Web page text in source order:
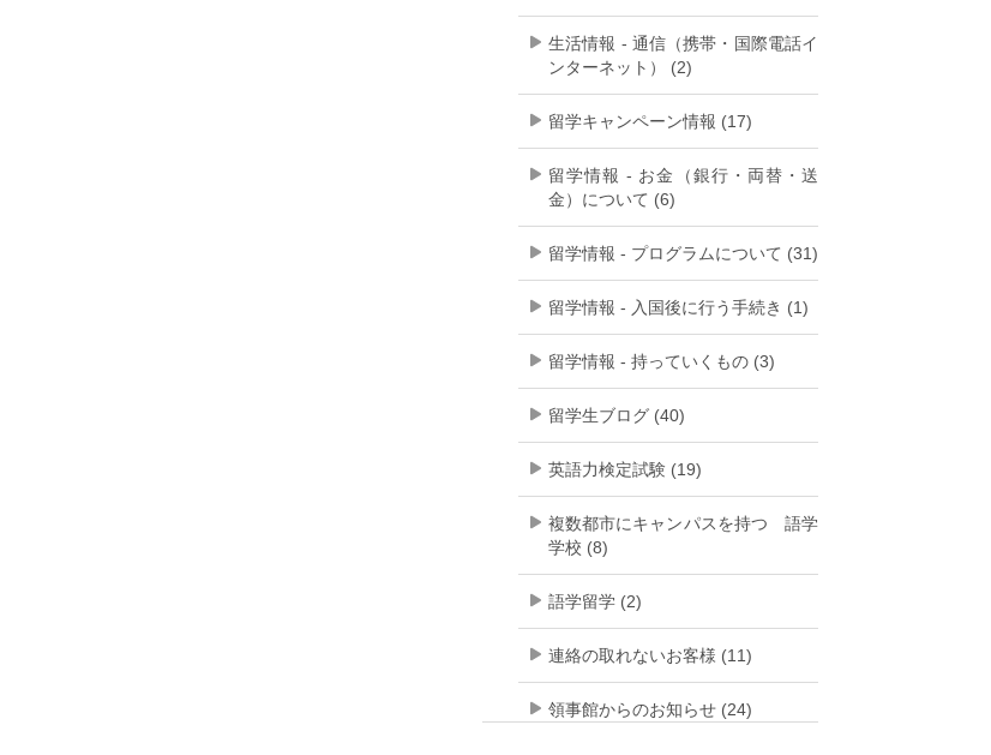
生活情報 - 通信（携帯・国際電話イ
ンターネット） (2)
留学キャンペーン情報 (17)
留学情報 - お金（銀行・両替・送
金）について (6)
留学情報 - プログラムについて (31)
留学情報 - 入国後に行う手続き (1)
留学情報 - 持っていくもの (3)
留学生ブログ (40)
英語力検定試験 (19)
複数都市にキャンパスを持つ 語学
学校 (8)
語学留学 (2)
連絡の取れないお客様 (11)
領事館からのお知らせ (24)